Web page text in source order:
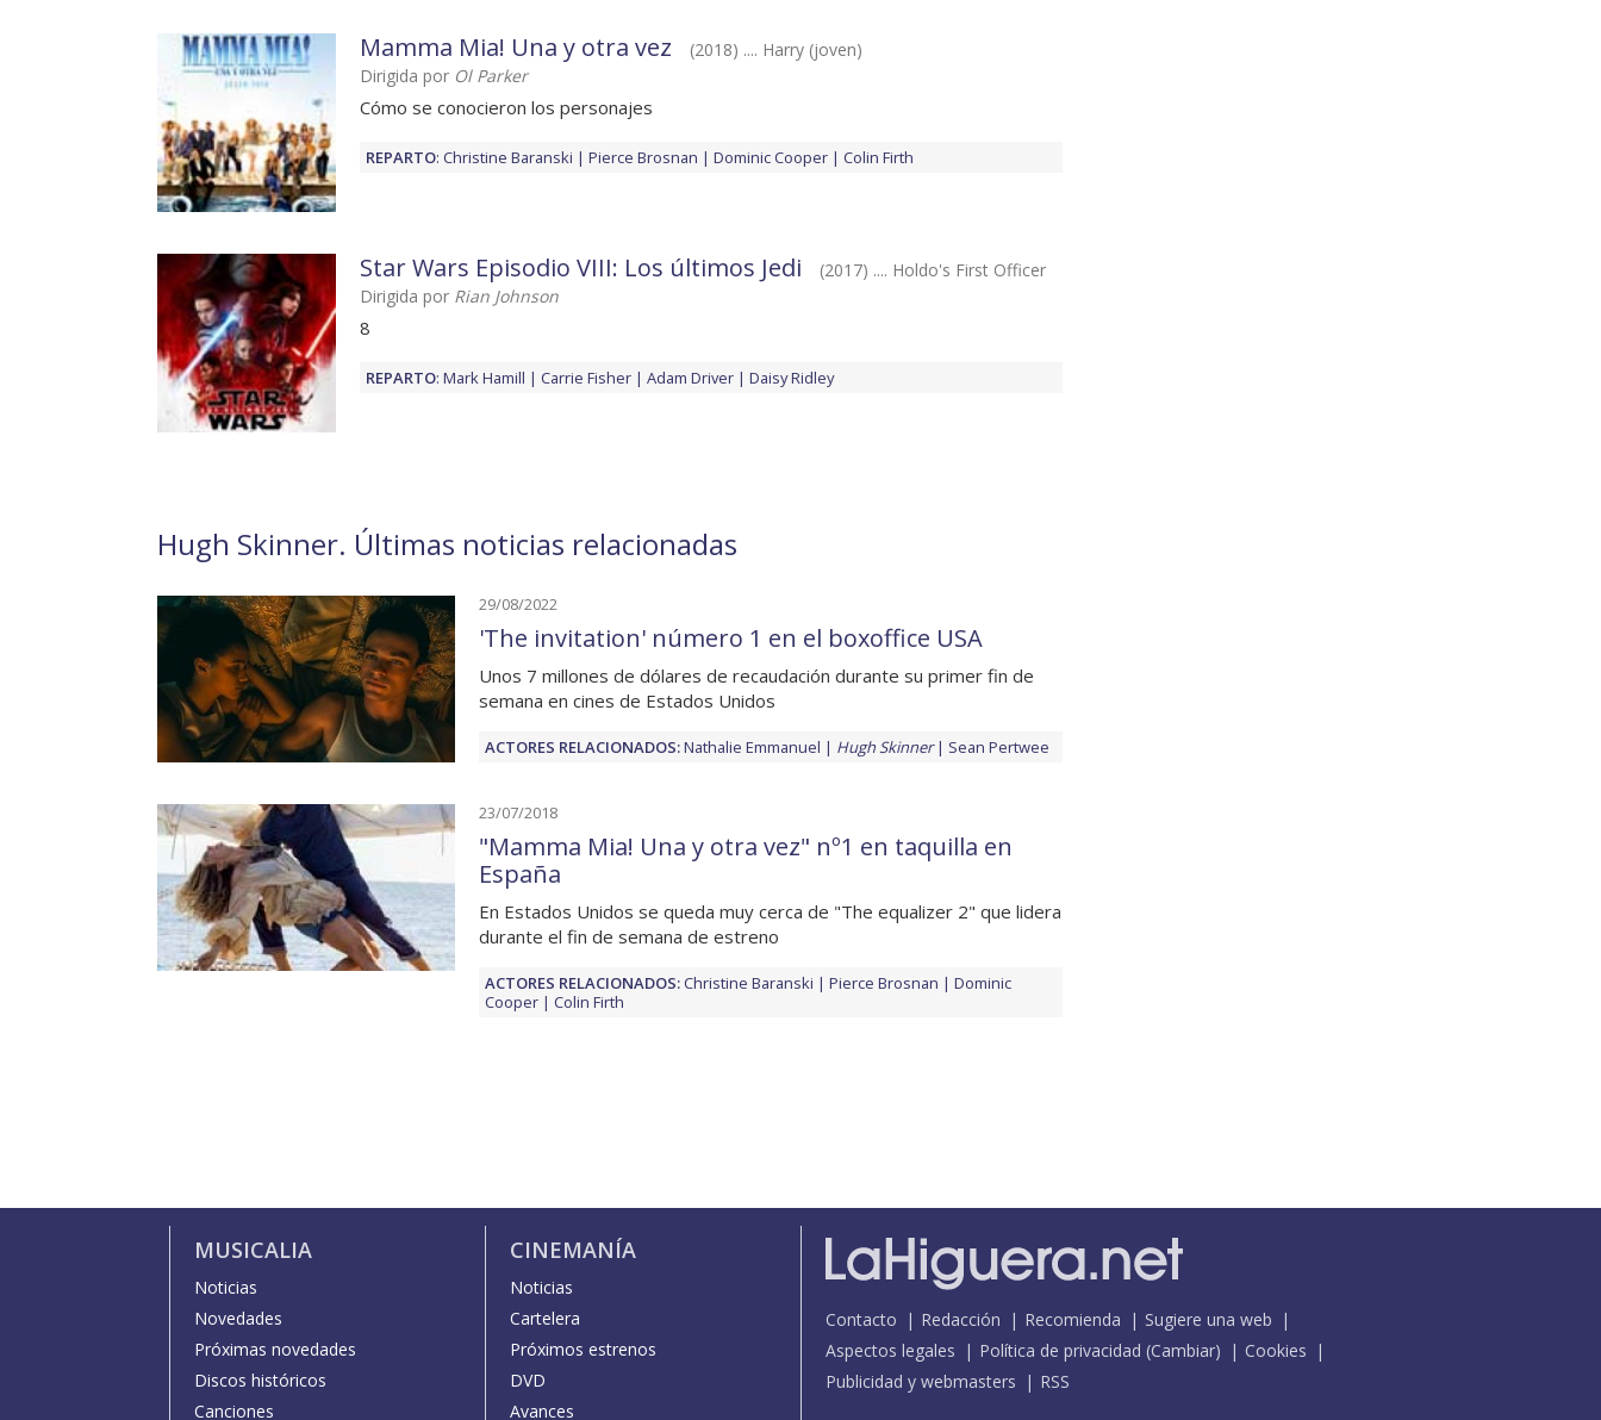
Mamma Mia! Una y otra vez
(2018) .... Harry (joven)
Dirigida por Ol Parker
Cómo se conocieron los personajes
REPARTO: Christine Baranski Pierce Brosnan Dominic Cooper Colin Firth
Star Wars Episodio VIII: Los últimos Jedi
(2017) .... Holdo's First Officer
Dirigida por Rian Johnson
8
REPARTO: Mark Hamill Carrie Fisher Adam Driver Daisy Ridley
Hugh Skinner. Últimas noticias relacionadas
29/08/2022
'The invitation' número 1 en el boxoffice USA
Unos 7 millones de dólares de recaudación durante su primer fin de
semana en cines de Estados Unidos
ACTORES RELACIONADOS:Nathalie Emmanuel Hugh Skinner Sean Pertwee
23/07/2018
"Mamma Mia! Una y otra vez" nº1 en taquilla en
España
En Estados Unidos se queda muy cerca de "The equalizer 2" que lidera
durante el fin de semana de estreno
ACTORES RELACIONADOS:Christine Baranski Pierce Brosnan
Dominic
Cooper
Colin Firth
MUSICALIA
Noticias
Novedades
Próximas novedades
Discos históricos
Canciones
CINEMANÍA
Noticias
Cartelera
Próximos estrenos
DVD
Avances
Contacto Redacción Recomienda
Sugiere una web
Aspectos legales
Política de privacidad (Cambiar)
Cookies
Publicidad y webmasters
RSS